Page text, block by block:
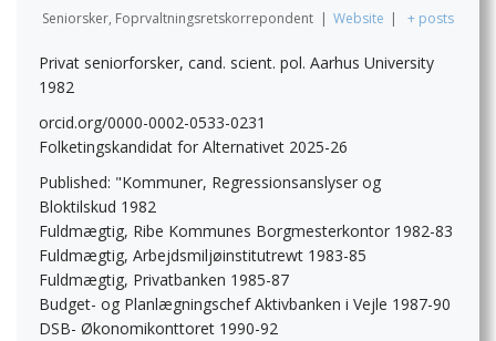
Seniorsker, Foprvaltningsretskorrepondent | Website | + posts
Privat seniorforsker, cand. scient. pol. Aarhus University
1982
orcid.org/0000-0002-0533-0231
Folketingskandidat for Alternativet 2025-26
Published: "Kommuner, Regressionsanslyser og
Bloktilskud 1982
Fuldmægtig, Ribe Kommunes Borgmesterkontor 1982-83
Fuldmægtig, Arbejdsmiljøinstitutrewt 1983-85
Fuldmægtig, Privatbanken 1985-87
Budget- og Planlægningschef Aktivbanken i Vejle 1987-90
DSB- Økonomikonttoret 1990-92